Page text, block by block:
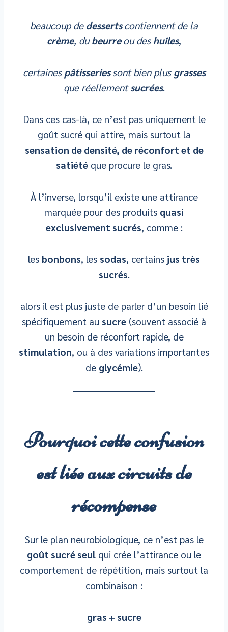
beaucoup de dessertscontiennent de la
crème, dubeurreou des huiles,
certaines pâtisseriessont bien plus grasses
que réellementsucrées.
Dans ces cas-là, ce n’est pas uniquement le
goût sucré qui attire, mais surtout la
sensation de densité, de réconfort et de
satiété que procure le gras.
À l’inverse, lorsqu’il existe une attirance
marquée pour des produits quasi
exclusivement sucrés, comme :
les bonbons, les sodas, certains jus très
sucrés.
alors il est plus juste de parler d’un besoin lié
spécifiquement au sucre (souvent associé à
un besoin de réconfort rapide, de
stimulation, ou à des variations importantes
de glycémie).
Pourquoi cette confusion
est liée aux circuits de
récompense
Sur le plan neurobiologique, ce n’est pas le
goût sucré seul qui crée l’attirance ou le
comportement de répétition, mais surtout la
combinaison :
gras + sucre